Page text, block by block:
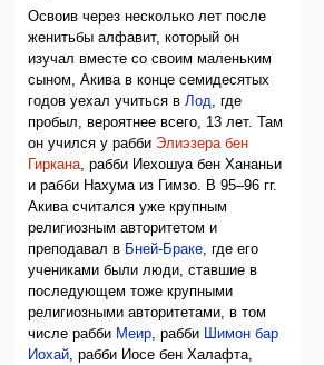
Освоив через несколько лет после
женитьбы алфавит, который он
изучал вместе со своим маленьким
сыном, Акива в конце семидесятых
годов уехал учиться в Лод , где
пробыл, вероятнее всего, 13 лет. Там
он учился у рабби Элиэзера бен
Гиркана , рабби Иехошуа бен Хананьи
и рабби Нахума из Гимзо. В 95–96 гг.
Акива считался уже крупным
религиозным авторитетом и
преподавал в Бней-Браке , где его
учениками были люди, ставшие в
последующем тоже крупными
религиозными авторитетами, в том
числе рабби Меир , рабби
Шимон бар
Иохай , рабби Иосе бен Халафта,